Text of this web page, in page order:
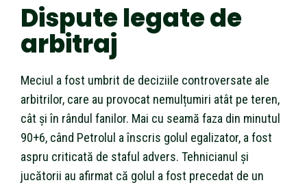
Dispute legate de
arbitraj
Meciul a fost umbrit de deciziile controversate ale
arbitrilor, care au provocat nemulțumiri atât pe teren,
cât și în rândul fanilor. Mai cu seamă faza din minutul
90+6, când Petrolul a înscris golul egalizator, a fost
aspru criticată de staful advers. Tehnicianul și
jucătorii au afirmat că golul a fost precedat de un